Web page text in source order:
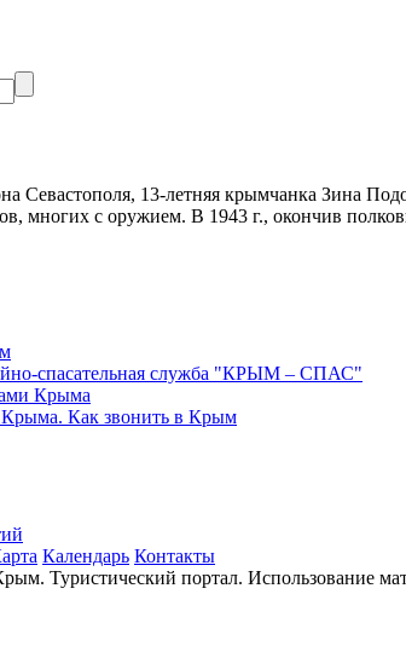
Севастополя, 13-летняя крымчанка Зина
многих с оружием. В 1943 г., окончив
спасательная служба "КРЫМ – СПАС"
Крыма
Как звонить в Крым
Календарь Контакты
Туристический портал. Использование